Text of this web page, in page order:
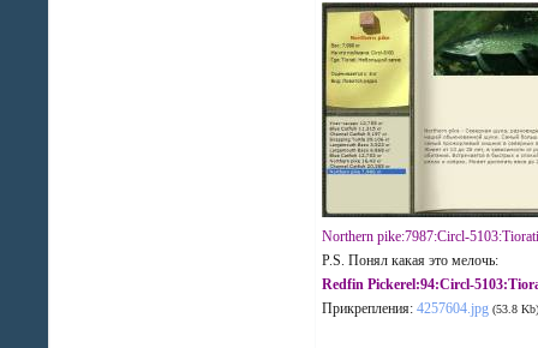
Northern pike:7987:Circl-
P.S. Понял какая это мелочь:
Redfin Pickerel:94:Circl-
Прикрепления:4257604.jpg (53.8